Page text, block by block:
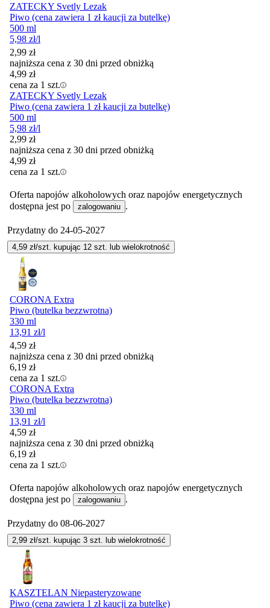
ZATECKY Svetly Lezak
Piwo (cena zawiera 1 zł kaucji za butelkę)
500 ml
5,98 zł/l
2,99 zł
najniższa cena z 30 dni przed obniżką
4,99 zł
cena za 1 szt.
ZATECKY Svetly Lezak
Piwo (cena zawiera 1 zł kaucji za butelkę)
500 ml
5,98 zł/l
2,99 zł
najniższa cena z 30 dni przed obniżką
4,99 zł
cena za 1 szt.
Oferta napojów alkoholowych oraz napojów energetycznych
dostępna jest po
zalogowaniu .
Przydatny do 24-05-2027
4,59 zł/szt. kupując 12 szt. lub wielokrotność
CORONA Extra
Piwo (butelka bezzwrotna)
330 ml
13,91 zł/l
4,59 zł
najniższa cena z 30 dni przed obniżką
6,19 zł
cena za 1 szt.
CORONA Extra
Piwo (butelka bezzwrotna)
330 ml
13,91 zł/l
4,59 zł
najniższa cena z 30 dni przed obniżką
6,19 zł
cena za 1 szt.
Oferta napojów alkoholowych oraz napojów energetycznych
dostępna jest po
zalogowaniu .
Przydatny do 08-06-2027
2,99 zł/szt. kupując 3 szt. lub wielokrotność
KASZTELAN Niepasteryzowane
Piwo (cena zawiera 1 zł kaucji za butelkę)